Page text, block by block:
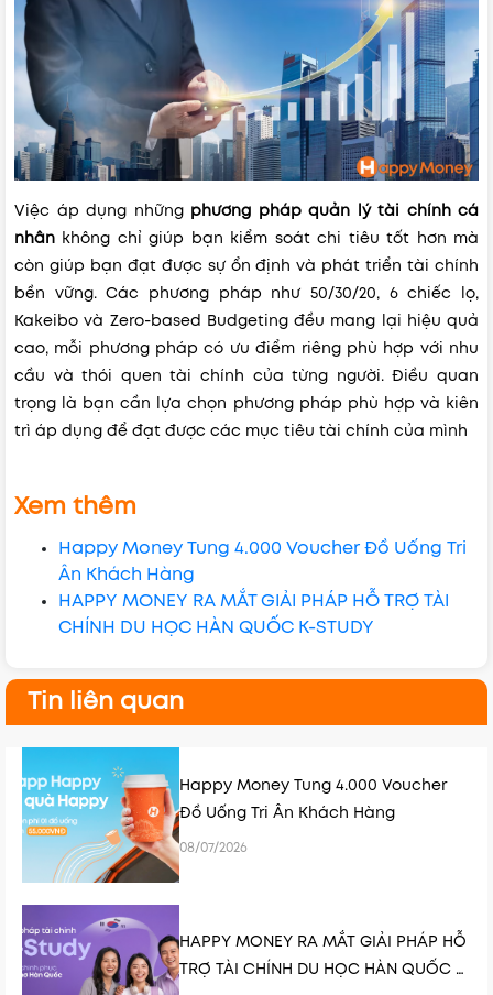
Việc áp dụng những phương pháp quản lý tài chính cá
nhân không chỉ giúp bạn kiểm soát chi tiêu tốt hơn mà
còn giúp bạn đạt được sự ổn định và phát triển tài chính
bền vững. Các phương pháp như 50/30/20, 6 chiếc lọ,
Kakeibo và Zero-based Budgeting đều mang lại hiệu quả
cao, mỗi phương pháp có ưu điểm riêng phù hợp với nhu
cầu và thói quen tài chính của từng người. Điều quan
trọng là bạn cần lựa chọn phương pháp phù hợp và kiên
trì áp dụng để đạt được các mục tiêu tài chính của mình
Xem thêm
Happy Money Tung 4.000 Voucher Đồ Uống Tri
Ân Khách Hàng
HAPPY MONEY RA MẮT GIẢI PHÁP HỖ TRỢ TÀI
CHÍNH DU HỌC HÀN QUỐC K-STUDY
Tin liên quan
Happy Money Tung 4.000 Voucher
Đồ Uống Tri Ân Khách Hàng
08/07/2026
HAPPY MONEY RA MẮT GIẢI PHÁP HỖ
TRỢ TÀI CHÍNH DU HỌC HÀN QUỐC K-